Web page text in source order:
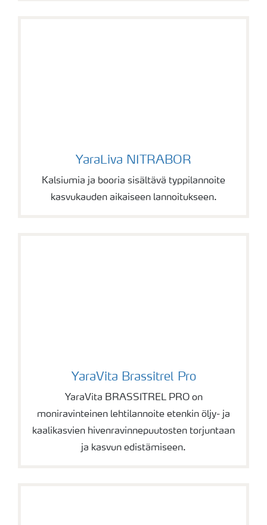
YaraLiva NITRABOR
YaraLiva NITRABOR
Kalsiumia ja booria sisältävä typpilannoite
kasvukauden aikaiseen lannoitukseen.
YaraVita Brassitrel Pro
YaraVita Brassitrel Pro
YaraVita BRASSITREL PRO on
moniravinteinen lehtilannoite etenkin öljy- ja
kaalikasvien hivenravinnepuutosten torjuntaan
ja kasvun edistämiseen.